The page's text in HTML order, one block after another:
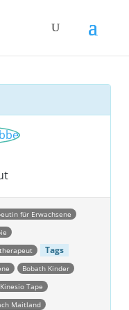
für Erwachsene
Tags
Bobath Kinder
Kinesio Tape
Maitland